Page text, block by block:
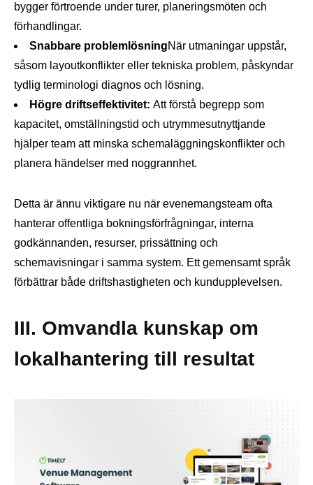
bygger förtroende under turer, planeringsmöten och
förhandlingar.
Snabbare problemlösningNär utmaningar uppstår,
såsom layoutkonflikter eller tekniska problem, påskyndar
tydlig terminologi diagnos och lösning.
Högre driftseffektivitet: Att förstå begrepp som
kapacitet, omställningstid och utrymmesutnyttjande
hjälper team att minska schemaläggningskonflikter och
planera händelser med noggrannhet.
Detta är ännu viktigare nu när evenemangsteam ofta
hanterar offentliga bokningsförfrågningar, interna
godkännanden, resurser, prissättning och
schemavisningar i samma system. Ett gemensamt språk
förbättrar både driftshastigheten och kundupplevelsen.
III. Omvandla kunskap om
lokalhantering till resultat